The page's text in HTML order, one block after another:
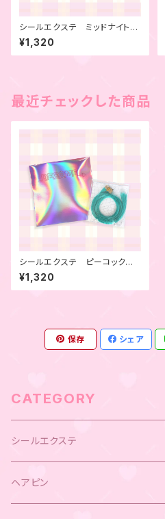
シールエクステ ミッドナイトブ
ルー 4本セット
¥1,320
最近チェックした商品
シールエクステ ピーコックグリ
ーン 4本セット
¥1,320
保存 シェア
CATEGORY
シールエクステ
キラキラシールエクステ
ヘアピン